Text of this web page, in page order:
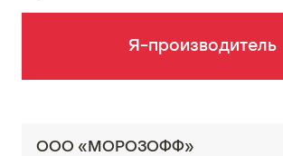
Я-производитель
ООО «МОРОЗОФФ»